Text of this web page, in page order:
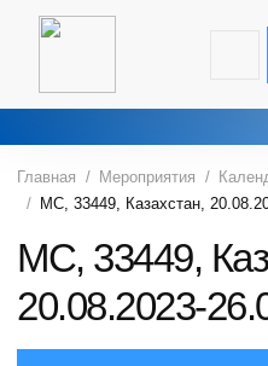
Главная Мероприятия
МС, 33449, Казахстан,
МС, 33449,
20.08.2023-